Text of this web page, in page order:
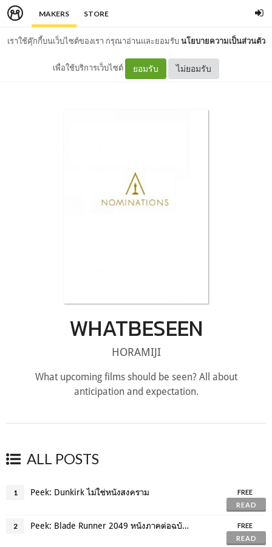
MAKERS STORE
เราใช้คุ๊กกี้บนเว็บไซต์ของเรา กรุณาอ่านและยอมรับนโยบายความเป็นส่วนตัว
เพื่อใช้บริการเว็บไซต์ ยอมรับ ไม่ยอมรับ
WHATBESEEN
HORAMIJI
What upcoming films should be seen? All about
anticipation and expectation.
ALL POSTS
1 Peek: Dunkirk ไม่ใช่หนังสงคราม
FREE
READ
2 Peek: Blade Runner 2049 หนังภาคต่อฉบับวิลล์เนิฟ
FREE
READ